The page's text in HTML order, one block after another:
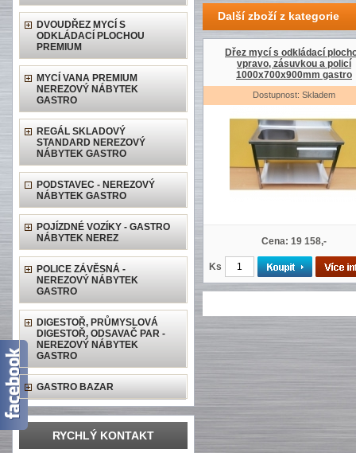
DVOUDŘEZ MYCÍ S
ODKLÁDACÍ PLOCHOU
PREMIUM
MYCÍ VANA PREMIUM
NEREZOVÝ NÁBYTEK
GASTRO
REGÁL SKLADOVÝ
STANDARD NEREZOVÝ
NÁBYTEK GASTRO
PODSTAVEC - NEREZOVÝ
NÁBYTEK GASTRO
POJÍZDNÉ VOZÍKY - GASTRO
NÁBYTEK NEREZ
POLICE ZÁVĚSNÁ -
NEREZOVÝ NÁBYTEK
GASTRO
DIGESTOŘ, PRŮMYSLOVÁ
DIGESTOŘ, ODSAVAČ PAR -
NEREZOVÝ NÁBYTEK
GASTRO
GASTRO BAZAR
RYCHLÝ KONTAKT
Další zboží z kategorie
Dřez mycí s odkládací
vpravo, zásuvkou a policí
1000x700x900mm gastro
Dostupnost: Skladem
Cena: 19 158,-
Ks